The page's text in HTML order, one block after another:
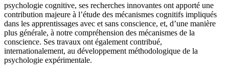
psychologie cognitive, ses recherches innovantes ont apporté une
contribution majeure à l’étude des mécanismes cognitifs impliqués
dans les apprentissages avec et sans conscience, et, d’une manière
plus générale, à notre compréhension des mécanismes de la
conscience. Ses travaux ont également contribué,
internationalement, au développement méthodologique de la
psychologie expérimentale.